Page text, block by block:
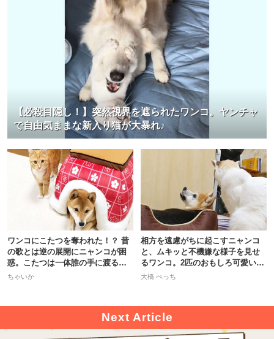
【必殺目隠し！】突然視界を遮られたワンコ。ヤンチャ
で自由気ままな新入り猫が大暴れ♪
ワンコにこたつを奪われた！？ 昔
の歌とは逆の展開にニャンコが困
惑。こたつは一体誰の手に渡るの
か♪
ちゃいか
相方を遠慮がちに起こすニャンコ
と、ムキッと不機嫌な様子を見せ
るワンコ。2匹のおもしろ可愛い43
秒♪
大橋 ぺっち